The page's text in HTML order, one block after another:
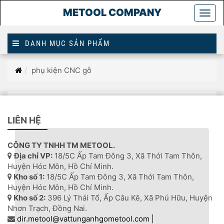
METOOL COMPANY
DANH MỤC SẢN PHẨM
Trangphụ kiện CNC gỗ
LIÊN HỆ
CÔNG TY TNHH TM METOOL.
Địa chỉ VP: 18/5C Ấp Tam Đông 3, Xã Thới Tam Thôn,
Huyện Hóc Môn, Hồ Chí Minh.
Kho số 1: 18/5C Ấp Tam Đông 3, Xã Thới Tam Thôn,
Huyện Hóc Môn, Hồ Chí Minh.
Kho số 2: 396 Lý Thái Tổ, Ấp Câu Kê, Xã Phú Hữu, Huyện
Nhơn Trạch, Đồng Nai.
dir.metool@vattunganhgometool.com |